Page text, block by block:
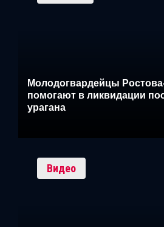
Молодогвардейцы
помогают в ликвидации
урагана
Видео